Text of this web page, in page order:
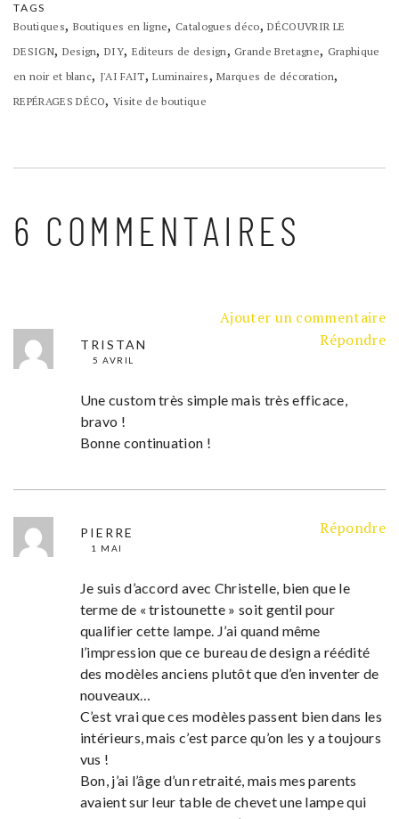
TAGS
Boutiques, Boutiques en ligne, Catalogues déco,DÉCOUVRIR LE
DESIGN, Design,DIY, Editeurs de design, Grande Bretagne, Graphique
en noir et blanc, J'AI FAIT,Luminaires,Marques de décoration,
REPÉRAGES DÉCO,Visite de boutique
6 COMMENTAIRES
Ajouter un commentaire
TRISTAN
5 AVRIL
Répondre
Une custom très simple mais très efficace,
bravo !
Bonne continuation !
PIERRE
1 MAI
Répondre
Je suis d’accord avec Christelle, bien que le
terme de « tristounette » soit gentil pour
qualifier cette lampe. J’ai quand même
l’impression que ce bureau de design a réédité
des modèles anciens plutôt que d’en inventer de
nouveaux…
C’est vrai que ces modèles passent bien dans les
intérieurs, mais c’est parce qu’on les y a toujours
vus !
Bon, j’ai l’âge d’un retraité, mais mes parents
avaient sur leur table de chevet une lampe qui